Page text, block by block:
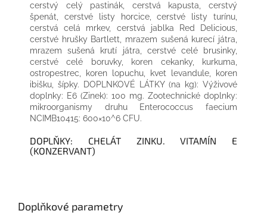
cerstvý celý pastinák, cerstvá kapusta, cerstvý
špenát, cerstvé listy horcice, cerstvé listy turínu,
cerstvá celá mrkev, cerstvá jablka Red Delicious,
cerstvé hrušky Bartlett, mrazem sušená kurecí játra,
mrazem sušená krutí játra, cerstvé celé brusinky,
cerstvé celé boruvky, koren cekanky, kurkuma,
ostropestrec, koren lopuchu, kvet levandule, koren
ibišku, šípky. DOPLNKOVÉ LÁTKY (na kg): Výživové
doplnky: E6 (Zinek): 100 mg. Zootechnické doplnky:
mikroorganismy druhu Enterococcus faecium
NCIMB10415: 600×10^6 CFU.
DOPLŇKY: CHELÁT ZINKU. VITAMÍN E
(KONZERVANT)
Doplňkové parametry